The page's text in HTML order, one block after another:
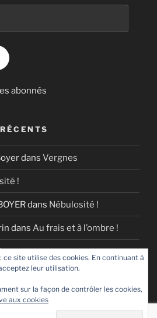
abonnés
dans Vergnes
!
dans Nébulosité !
dans Au frais et à l’ombre !
site utilise des cookies. En continuant à
leur utilisation.
sur la façon de contrôler les cookies,
aux cookies